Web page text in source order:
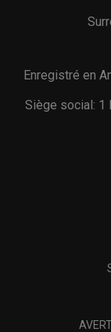
Enregistré en
Siège social: 1